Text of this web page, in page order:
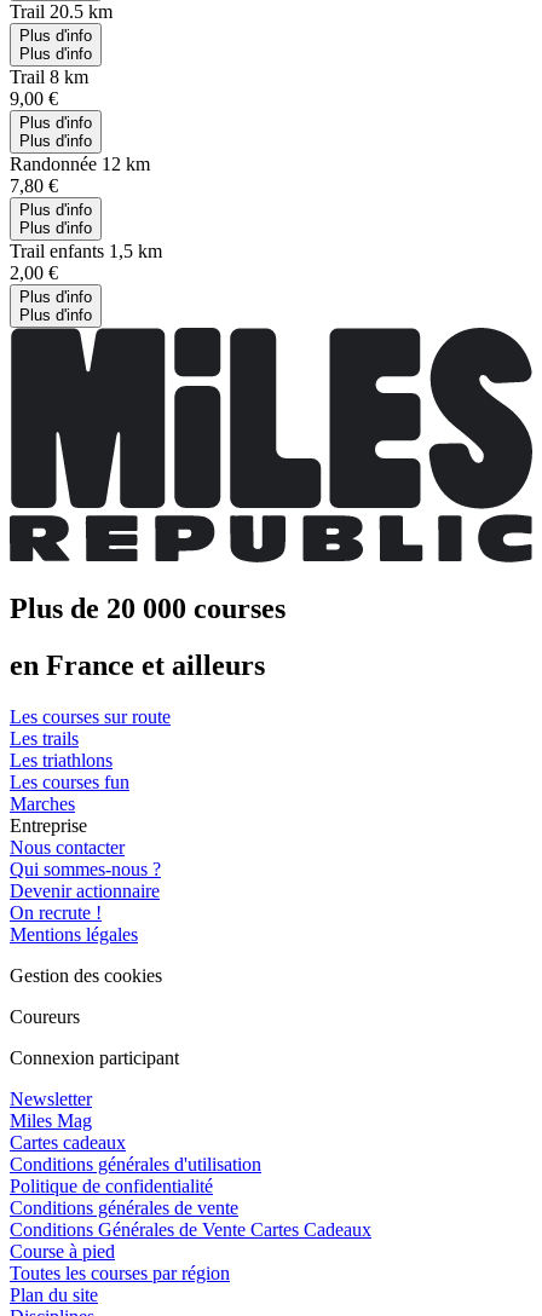
Trail 20.5 km
Plus d'info
Plus d'info
Trail 8 km
9,00 €
Plus d'info
Plus d'info
Randonnée 12 km
7,80 €
Plus d'info
Plus d'info
Trail enfants 1,5 km
2,00 €
Plus d'info
Plus d'info
Plus de 20 000 courses
en France et ailleurs
Les courses sur route
Les trails
Les triathlons
Les courses fun
Marches
Entreprise
Nous contacter
Qui sommes-nous ?
Devenir actionnaire
On recrute !
Mentions légales
Gestion des cookies
Coureurs
Connexion participant
Newsletter
Miles Mag
Cartes cadeaux
Conditions générales d'utilisation
Politique de confidentialité
Conditions générales de vente
Conditions Générales de Vente Cartes Cadeaux
Course à pied
Toutes les courses par région
Plan du site